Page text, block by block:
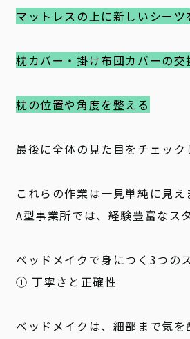
マットレスの上に新しいシーツ
枕カバー・掛け布団カバーの交
枕の位置や角度を整える
最後に全体の見た目をチェッ
これらの作業は一見単純に見
A型事業所では、経験豊富なス
ベッドメイクで身につく3つの
① 丁寧さと正確性
ベッドメイクは、細部まで気を